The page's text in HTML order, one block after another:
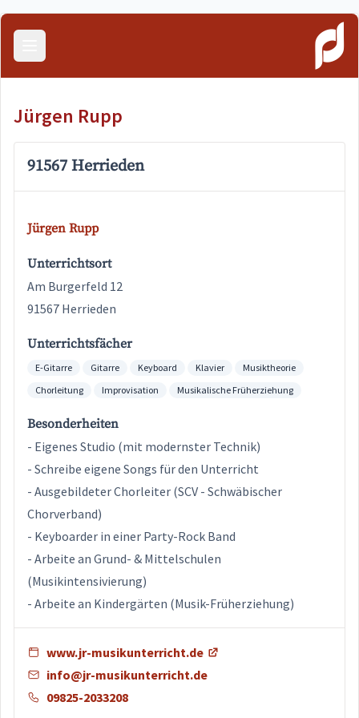
Menü öffnen
Jürgen Rupp
91567 Herrieden
Jürgen Rupp
Unterrichtsort
Am Burgerfeld 12
91567 Herrieden
Unterrichtsfächer
E-Gitarre Gitarre Keyboard Klavier
Musiktheorie
Chorleitung
Improvisation Musikalische Früherziehung
Besonderheiten
- Eigenes Studio (mit modernster Technik)
- Schreibe eigene Songs für den Unterricht
- Ausgebildeter Chorleiter (SCV - Schwäbischer
Chorverband)
- Keyboarder in einer Party-Rock Band
- Arbeite an Grund- & Mittelschulen
(Musikintensivierung)
- Arbeite an Kindergärten (Musik-Früherziehung)
www.jr-musikunterricht.de
info@jr-musikunterricht.de
09825-2033208